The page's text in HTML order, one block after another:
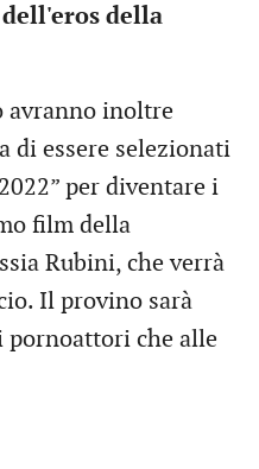
della
avranno inoltre
di essere selezionati
per diventare i
film della
Rubini, che verrà
Il provino sarà
pornoattori che alle